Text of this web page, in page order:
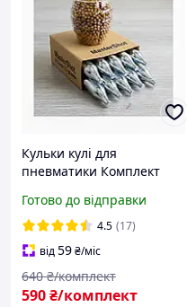
Кульки кулі для
пневматики Комплект
4.5 mm 2000 шт MS
Готово до відправки
4.5 (17)
від59₴/міс
590₴/комплект
640 ₴/комплект